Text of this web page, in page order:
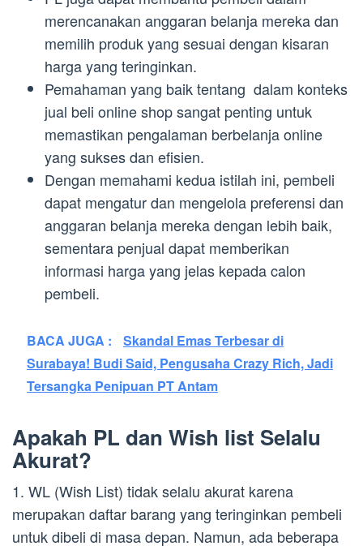
merencanakan anggaran belanja mereka dan
memilih produk yang sesuai dengan kisaran
harga yang teringinkan.
Pemahaman yang baik tentang dalam konteks
jual beli online shop sangat penting untuk
memastikan pengalaman berbelanja online
yang sukses dan efisien.
Dengan memahami kedua istilah ini, pembeli
dapat mengatur dan mengelola preferensi dan
anggaran belanja mereka dengan lebih baik,
sementara penjual dapat memberikan
informasi harga yang jelas kepada calon
pembeli.
BACA JUGA :
Skandal Emas Terbesar di
Surabaya! Budi Said, Pengusaha Crazy Rich, Jadi
Tersangka Penipuan PT Antam
Apakah PL dan Wish list Selalu
Akurat?
1. WL (Wish List) tidak selalu akurat karena
merupakan daftar barang yang teringinkan pembeli
untuk dibeli di masa depan. Namun, ada beberapa